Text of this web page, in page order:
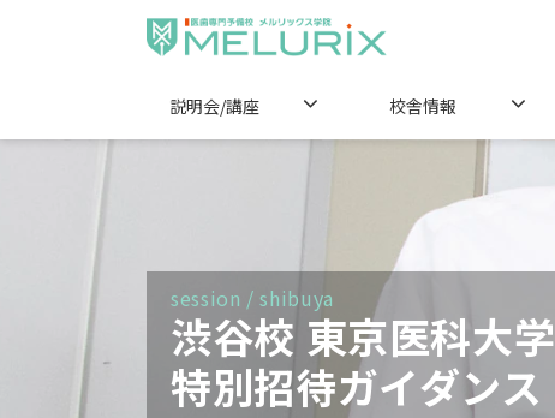
説明会/講座 校舎情報
session / shibuya
渋谷校 東京医科大学
特別招待ガイダンス